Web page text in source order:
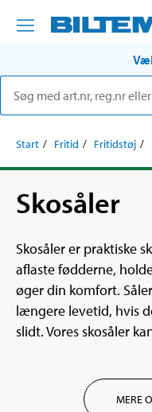
Start Fritid Fritidstøj
Skosåler
Skosåler er praktiske
aflaste fødderne,
øger din komfort.
længere levetid, hvis
slidt. Vores skosåler
MERE